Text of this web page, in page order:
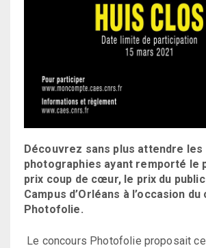
Découvrez sans plus attendre les
photographies ayant remporté le
prix coup de cœur, le prix du
Campus d’Orléans à l’occasion
Photofolie.
Le concours Photofolie proposait